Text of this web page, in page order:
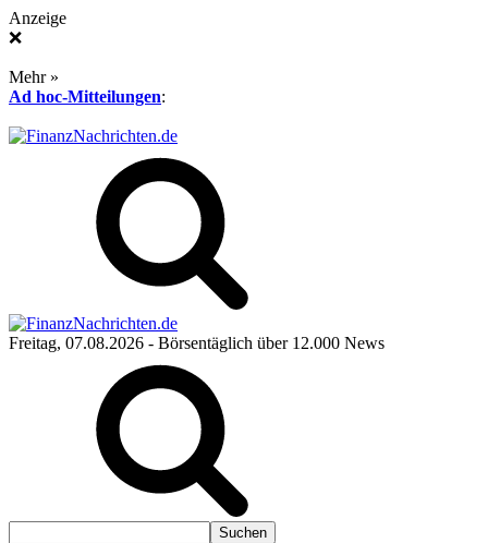
Anzeige
❌
Mehr »
Ad hoc-Mitteilungen:
Freitag, 07.08.2026 - Börsentäglich über 12.000 News